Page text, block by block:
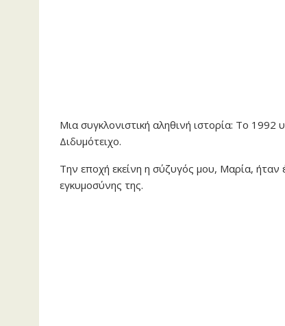
Μια συγκλονιστική αληθινή ιστορία: Το
Διδυμότειχο.
Την εποχή εκείνη η σύζυγός μου, Μαρία, ήταν
εγκυμοσύνης της.